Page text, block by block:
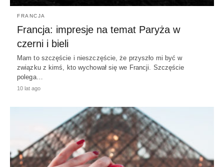
FRANCJA
Francja: impresje na temat Paryża w
czerni i bieli
Mam to szczęście i nieszczęście, że przyszło mi być w
związku z kimś, kto wychował się we Francji. Szczęście
polega…
10 lat ago